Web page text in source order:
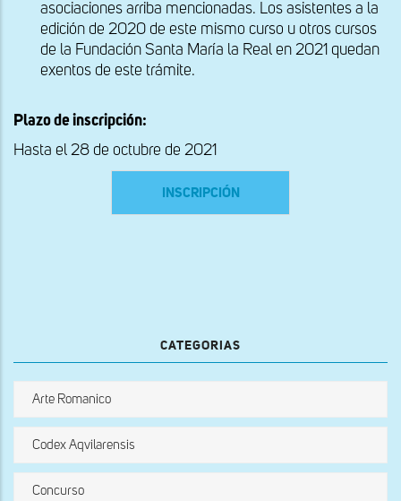
asociaciones arriba mencionadas. Los asistentes a la
edición de 2020 de este mismo curso u otros cursos
de la Fundación Santa María la Real en 2021 quedan
exentos de este trámite.
Plazo de inscripción:
Hasta el 28 de octubre de 2021
INSCRIPCIÓN
CATEGORIAS
Arte Romanico
Codex Aqvilarensis
Concurso